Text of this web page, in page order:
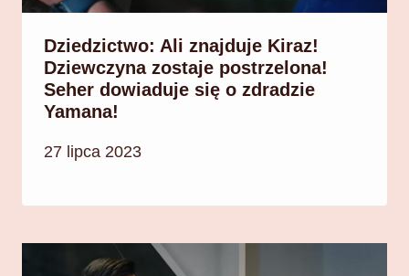
Dziedzictwo: Ali znajduje Kiraz!
Dziewczyna zostaje postrzelona!
Seher dowiaduje się o zdradzie
Yamana!
27 lipca 2023